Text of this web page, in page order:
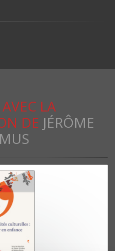
AVEC LA
DE JÉRÔME